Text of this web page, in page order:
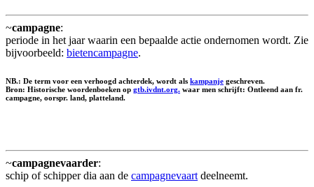
~campagne:
periode in het jaar waarin een bepaalde actie ondernomen wordt. Zie
bijvoorbeeld: bietencampagne.
NB.: De term voor een verhoogd achterdek, wordt als kampanje geschreven.
Bron: Historische woordenboeken op gtb.ivdnt.org. waar men schrijft: Ontleend aan fr.
campagne, oorspr. land, platteland.
~campagnevaarder:
schip of schipper dia aan de campagnevaart deelneemt.